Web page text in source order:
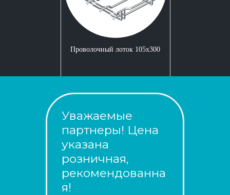
Проволочный лоток 105x300
Уважаемые
партнеры! Цена
указана
розничная,
рекомендованна
я!